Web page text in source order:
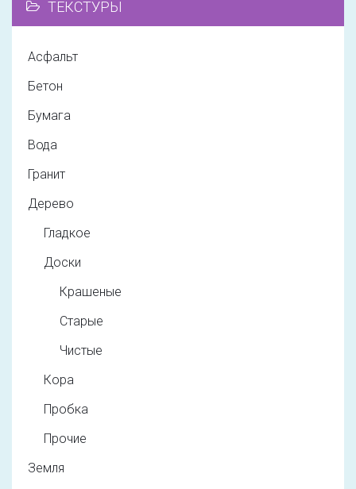
ТЕКСТУРЫ
Асфальт
Бетон
Бумага
Вода
Гранит
Дерево
Гладкое
Доски
Крашеные
Старые
Чистые
Кора
Пробка
Прочие
Земля